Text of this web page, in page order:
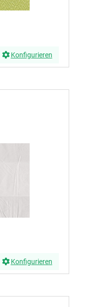
Konfigurieren
Konfigurieren